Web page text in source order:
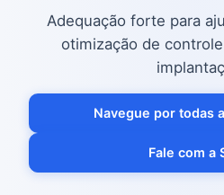
Adequação forte para
otimização de
Navegue por todas
Fale com a